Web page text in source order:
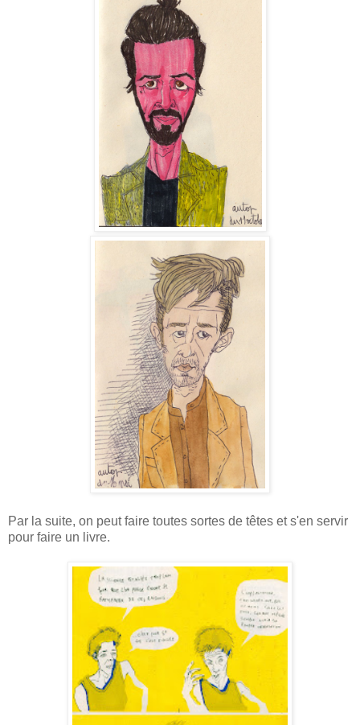
Par la suite, on peut faire toutes sortes de têtes et s'en servir
pour faire un livre.